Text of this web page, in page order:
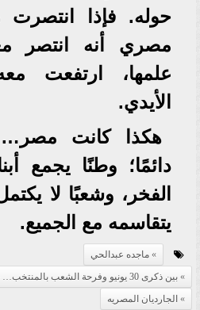
حوله. فإذا
مصري أنه انتصر
علمها، ارتفعت
الأيدي.
هكذا كانت
دائمًا؛ وطنًا يجمع
الفخر، وشعبًا لا
يتقاسمه مع الجميع.
ماجده عبدالحي
بين ذكرى 30 يونيو وفرحة الشعب بالمنتخب… عندما يتحدث الوطن بلغة واحدة
الجارديان المصريه